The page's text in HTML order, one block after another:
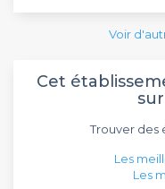
Voir
Cet
Trouver des
Les
Les